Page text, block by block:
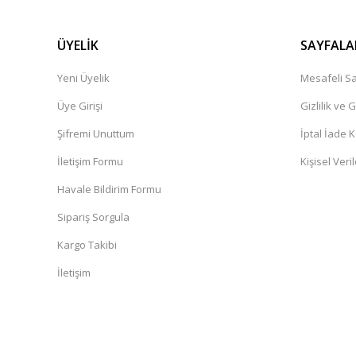
ÜYELİK
Yeni Üyelik
Üye Girişi
Şifremi Unuttum
İletişim Formu
Havale Bildirim Formu
Sipariş Sorgula
Kargo Takibi
İletişim
Mesafeli
Gizlilik ve
İptal İade
Kişisel